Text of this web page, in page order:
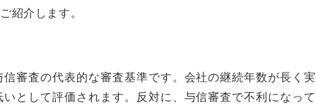
紹介します。
審査の代表的な審査基準です。会社の継続年数が長く実
として評価されます。反対に、与信審査で不利になって